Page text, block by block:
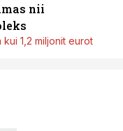
nii
kui 1,2 miljonit eurot